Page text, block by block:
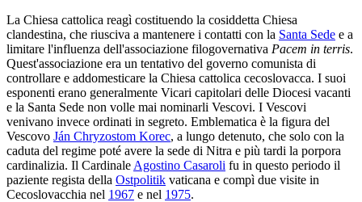
La Chiesa cattolica reagì costituendo la cosiddetta Chiesa
clandestina, che riusciva a mantenere i contatti con la Santa Sede e a
limitare l'influenza dell'associazione filogovernativa Pacem in terris.
Quest'associazione era un tentativo del governo comunista di
controllare e addomesticare la Chiesa cattolica cecoslovacca. I suoi
esponenti erano generalmente Vicari capitolari delle Diocesi vacanti
e la Santa Sede non volle mai nominarli Vescovi. I Vescovi
venivano invece ordinati in segreto. Emblematica è la figura del
Vescovo Ján Chryzostom Korec, a lungo detenuto, che solo con la
caduta del regime poté avere la sede di Nitra e più tardi la porpora
cardinalizia. Il Cardinale Agostino Casaroli fu in questo periodo il
paziente regista della Ostpolitik vaticana e compì due visite in
Cecoslovacchia nel 1967 e nel 1975.